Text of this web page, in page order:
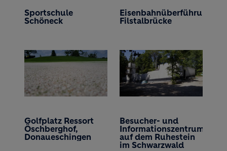
Sportschule
Schöneck
Eisenbahnüberführung
Filstalbrücke
Golfplatz Ressort
Öschberghof,
Donaueschingen
Besucher- und
Informationszentrum
auf dem Ruhestein
im Schwarzwald